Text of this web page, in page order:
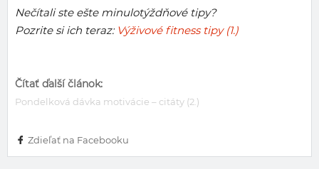
Nečítali ste ešte minulotýždňové tipy?
Pozrite si ich teraz: Výživové fitness tipy (1.)
Čítať ďalší článok:
Pondelková dávka motivácie – citáty (2.)
Zdieľať na Facebooku